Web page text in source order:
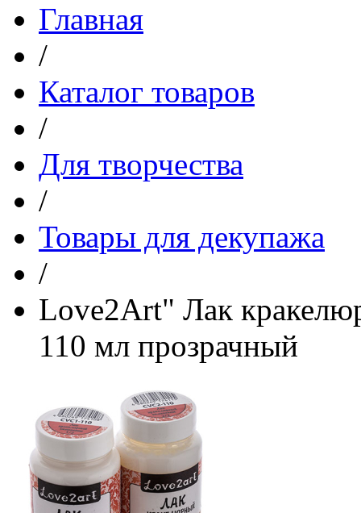
Главная
/
Каталог товаров
/
Для творчества
/
Товары для декупажа
/
Love2Art" Лак
110 мл прозрачный